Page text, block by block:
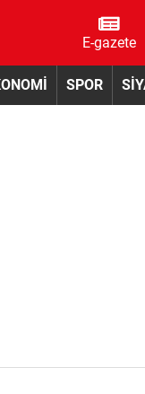
E-gazete
SPOR